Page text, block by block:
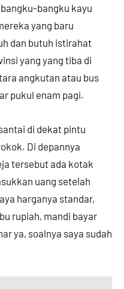
bangku kayu
yang baru
dan butuh istirahat
yang yang tiba di
angkutan atau bus
pukul enam pagi.
di dekat pintu
Di depannya
tersebut ada kotak
uang setelah
harganya standar,
rupiah, mandi bayar
ya, soalnya saya sudah